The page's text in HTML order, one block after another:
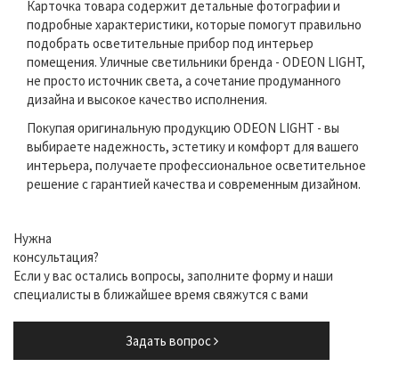
Карточка товара содержит детальные фотографии и
подробные характеристики, которые помогут правильно
подобрать осветительные прибор под интерьер
помещения. Уличные светильники бренда - ODEON LIGHT,
не просто источник света, а сочетание продуманного
дизайна и высокое качество исполнения.
Покупая оригинальную продукцию ODEON LIGHT - вы
выбираете надежность, эстетику и комфорт для вашего
интерьера, получаете профессиональное осветительное
решение с гарантией качества и современным дизайном.
Нужна
консультация?
Если у вас остались вопросы, заполните форму и наши
специалисты в ближайшее время свяжутся с вами
Задать вопрос